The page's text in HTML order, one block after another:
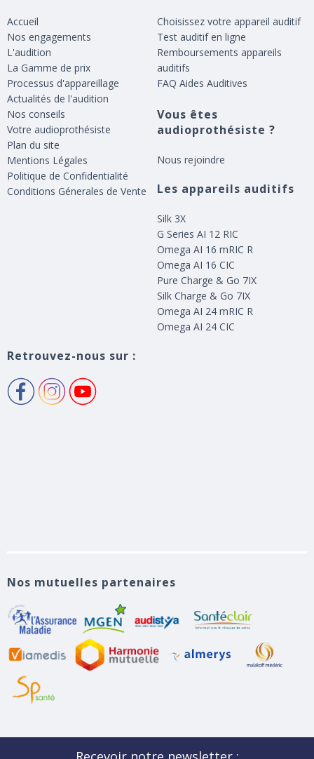
Accueil
Nos engagements
L'audition
La Gamme de prix
Processus d'appareillage
Actualités de l'audition
Nos conseils
Votre audioprothésiste
Plan du site
Mentions Légales
Politique de Confidentialité
Conditions Génerales de Vente
Choisissez votre appareil auditif
Test auditif en ligne
Remboursements appareils
auditifs
FAQ Aides Auditives
Vous êtes
audioprothésiste ?
Nous rejoindre
Les appareils auditifs
Silk 3X
G Series AI 12 RIC
Omega AI 16 mRIC R
Omega AI 16 CIC
Pure Charge & Go 7IX
Silk Charge & Go 7IX
Omega AI 24 mRIC R
Omega AI 24 CIC
Retrouvez-nous sur :
Nos mutuelles partenaires